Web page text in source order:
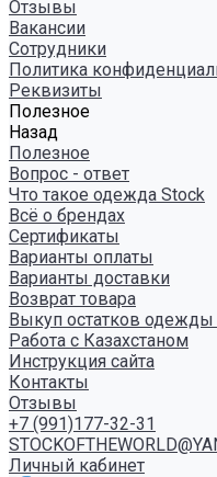
Отзывы
Вакансии
Сотрудники
Политика
Реквизиты
Полезное
Назад
Полезное
Вопрос - ответ
Что такое одежда Stock
Всё о брендах
Сертификаты
Варианты оплаты
Варианты доставки
Возврат товара
Выкуп остатков одежды
Работа с Казахстаном
Инструкция сайта
Контакты
Отзывы
+7 (991)177-32-31
Личный кабинет